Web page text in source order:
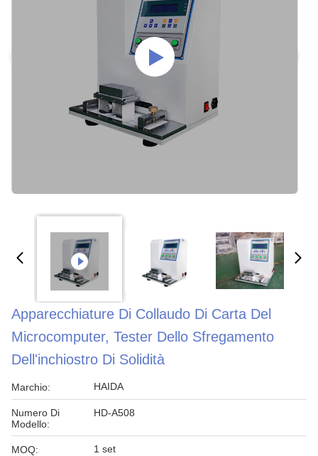
Apparecchiature Di Collaudo Di Carta Del
Microcomputer, Tester Dello Sfregamento
Dell'inchiostro Di Solidità
Marchio: HAIDA
Numero Di
Modello:
HD-A508
MOQ: 1 set